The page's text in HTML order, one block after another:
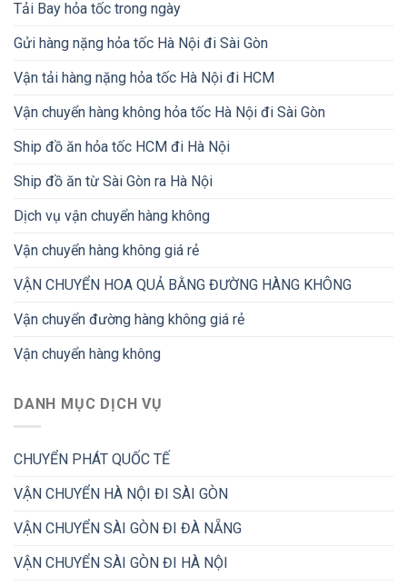
Tải Bay hỏa tốc trong ngày
Gửi hàng nặng hỏa tốc Hà Nội đi Sài Gòn
Vận tải hàng nặng hỏa tốc Hà Nội đi HCM
Vận chuyển hàng không hỏa tốc Hà Nội đi Sài Gòn
Ship đồ ăn hỏa tốc HCM đi Hà Nội
Ship đồ ăn từ Sài Gòn ra Hà Nội
Dịch vụ vận chuyển hàng không
Vận chuyển hàng không giá rẻ
VẬN CHUYỂN HOA QUẢ BẰNG ĐƯỜNG HÀNG KHÔNG
Vận chuyển đường hàng không giá rẻ
Vận chuyển hàng không
DANH MỤC DỊCH VỤ
CHUYỂN PHÁT QUỐC TẾ
VẬN CHUYỂN HÀ NỘI ĐI SÀI GÒN
VẬN CHUYỂN SÀI GÒN ĐI ĐÀ NẴNG
VẬN CHUYỂN SÀI GÒN ĐI HÀ NỘI